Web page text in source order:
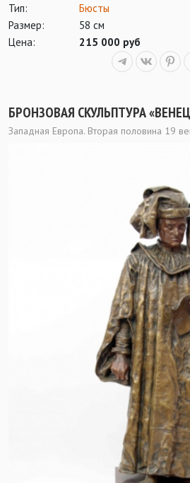
Тип:
Бюсты
Размер:
58 см
Цена:
215 000 руб
БРОНЗОВАЯ СКУЛЬПТУРА
Западная Европа. Вторая половина 19